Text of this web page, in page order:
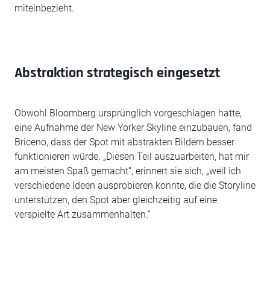
miteinbezieht.
Abstraktion strategisch eingesetzt
Obwohl Bloomberg ursprünglich vorgeschlagen hatte,
eine Aufnahme der New Yorker Skyline einzubauen, fand
Briceno, dass der Spot mit abstrakten Bildern besser
funktionieren würde. „Diesen Teil auszuarbeiten, hat mir
am meisten Spaß gemacht“, erinnert sie sich, „weil ich
verschiedene Ideen ausprobieren konnte, die die Storyline
unterstützen, den Spot aber gleichzeitig auf eine
verspielte Art zusammenhalten.“